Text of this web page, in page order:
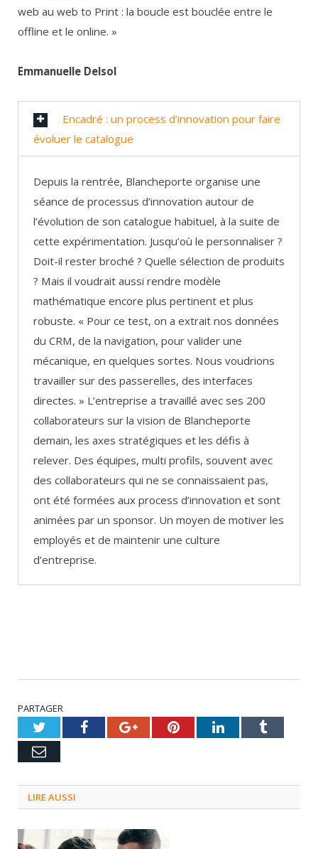
web au web to Print : la boucle est bouclée entre le
offline et le online. »
Emmanuelle Delsol
Encadré : un process d’innovation pour faire
évoluer le catalogue
Depuis la rentrée, Blancheporte organise une
séance de processus d’innovation autour de
l’évolution de son catalogue habituel, à la suite de
cette expérimentation. Jusqu’où le personnaliser ?
Doit-il rester broché ? Quelle sélection de produits
? Mais il voudrait aussi rendre modèle
mathématique encore plus pertinent et plus
robuste. « Pour ce test, on a extrait nos données
du CRM, de la navigation, pour valider une
mécanique, en quelques sortes. Nous voudrions
travailler sur des passerelles, des interfaces
directes. » L’entreprise a travaillé avec ses 200
collaborateurs sur la vision de Blancheporte
demain, les axes stratégiques et les défis à
relever. Des équipes, multi profils, souvent avec
des collaborateurs qui ne se connaissaient pas,
ont été formées aux process d’innovation et sont
animées par un sponsor. Un moyen de motiver les
employés et de maintenir une culture
d’entreprise.
PARTAGER
TwitterFacebookGoogle+PinterestLinkedInTumblr
Email
LIRE AUSSI